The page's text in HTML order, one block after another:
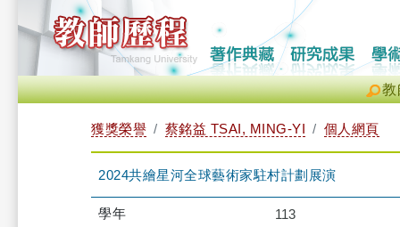
教
獲獎榮譽 蔡銘益 TSAI, MING-YI 個人網頁
2024共繪星河全球藝術家駐村計劃展演
學年 113